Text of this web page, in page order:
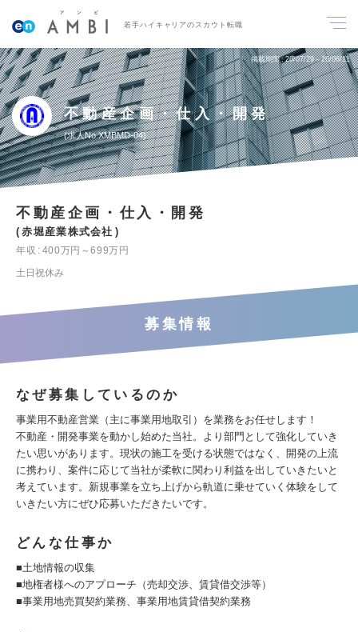
若手ハイキャリアのスカウト転職
掲載期間 26/07/29～26/08/11
不動産企画・仕入・開発
求人No.XMBMD-04
不動産企画・仕入・開発
赤堀産業株式会社
年収
400万円～699万円
土日祝休み
募集情報
なぜ募集しているのか
事業用不動産営業（主に事業用地取引）を業務をお任せします！
不動産・開発事業を動かし始めた当社。より部門として強化していき
たい思いがあります。現状の施工を受ける状態ではなく、開発の上流
に携わり、案件に応じて当社が柔軟に関わり利益を出していきたいと
考えています。新規事業を立ち上げから軌道に乗せていく体験をして
いきたい方にぜひ応募いただきたいです。
どんな仕事か
■土地情報の収集
■地権者様へのアプローチ（売却交渉、賃貸借交渉等）
■事業用地売買契約業務、事業用地賃貸借契約業務